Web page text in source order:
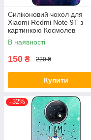
Силіконовий чохол для
Xiaomi Redmi Note 9T з
картинкою Космолев
В наявності
150 ₴ 220 ₴
Купити
–32%